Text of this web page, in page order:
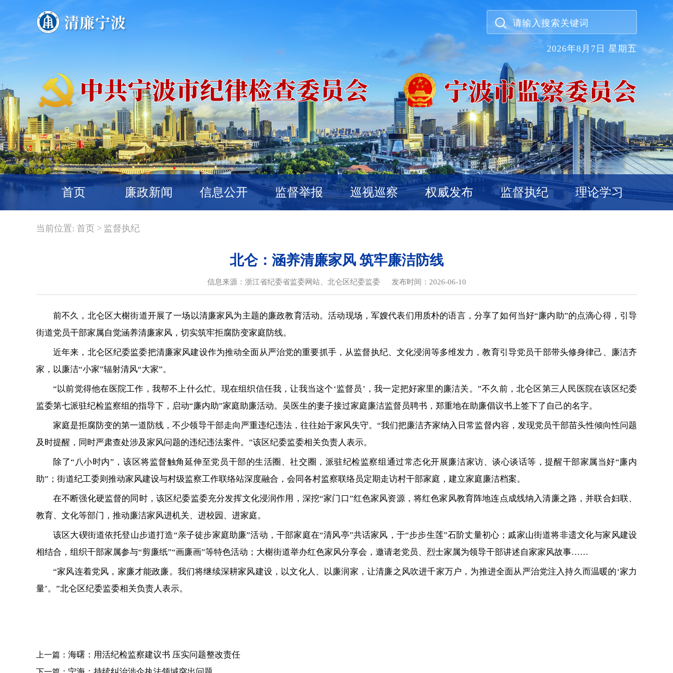
2026年8月7日 星期五
首页 廉政新闻 信息公开 监督举报 巡视巡察 权威发布 监督执纪 理论学习
当前位置: 首页 > 监督执纪
北仑：涵养清廉家风 筑牢廉洁防线
信息来源：浙江省纪委省监委网站、北仑区纪委监委 发布时间：2026-06-10
前不久，北仑区大榭街道开展了一场以清廉家风为主题的廉政教育活动。活动现场，军嫂代表们用质朴的语言，分享了如何当好“廉内助”的点滴心得，引导
街道党员干部家属自觉涵养清廉家风，切实筑牢拒腐防变家庭防线。
近年来，北仑区纪委监委把清廉家风建设作为推动全面从严治党的重要抓手，从监督执纪、文化浸润等多维发力，教育引导党员干部带头修身律己、廉洁齐
家，以廉洁“小家”辐射清风“大家”。
“以前觉得他在医院工作，我帮不上什么忙。现在组织信任我，让我当这个‘监督员’，我一定把好家里的廉洁关。”不久前，北仑区第三人民医院在该区纪委
监委第七派驻纪检监察组的指导下，启动“廉内助”家庭助廉活动。吴医生的妻子接过家庭廉洁监督员聘书，郑重地在助廉倡议书上签下了自己的名字。
家庭是拒腐防变的第一道防线，不少领导干部走向严重违纪违法，往往始于家风失守。“我们把廉洁齐家纳入日常监督内容，发现党员干部苗头性倾向性问题
及时提醒，同时严肃查处涉及家风问题的违纪违法案件。”该区纪委监委相关负责人表示。
除了“八小时内”，该区将监督触角延伸至党员干部的生活圈、社交圈，派驻纪检监察组通过常态化开展廉洁家访、谈心谈话等，提醒干部家属当好“廉内
助”；街道纪工委则推动家风建设与村级监察工作联络站深度融合，会同各村监察联络员定期走访村干部家庭，建立家庭廉洁档案。
在不断强化硬监督的同时，该区纪委监委充分发挥文化浸润作用，深挖“家门口”红色家风资源，将红色家风教育阵地连点成线纳入清廉之路，并联合妇联、
教育、文化等部门，推动廉洁家风进机关、进校园、进家庭。
该区大碶街道依托登山步道打造“亲子徒步家庭助廉”活动，干部家庭在“清风亭”共话家风，于“步步生莲”石阶丈量初心；戚家山街道将非遗文化与家风建设
相结合，组织干部家属参与“剪廉纸”“画廉画”等特色活动；大榭街道举办红色家风分享会，邀请老党员、烈士家属为领导干部讲述自家家风故事……
“家风连着党风，家廉才能政廉。我们将继续深耕家风建设，以文化人、以廉润家，让清廉之风吹进千家万户，为推进全面从严治党注入持久而温暖的‘家力
量’。”北仑区纪委监委相关负责人表示。
上一篇： 海曙：用活纪检监察建议书 压实问题整改责任